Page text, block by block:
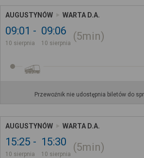
AUGUSTYNÓW WARTA D.A.
09:01
10 sierpnia
09:06
10 sierpnia
5min
Przewoźnik nie udostępnia biletów do
AUGUSTYNÓW WARTA D.A.
15:25
10 sierpnia
15:30
10 sierpnia
5min